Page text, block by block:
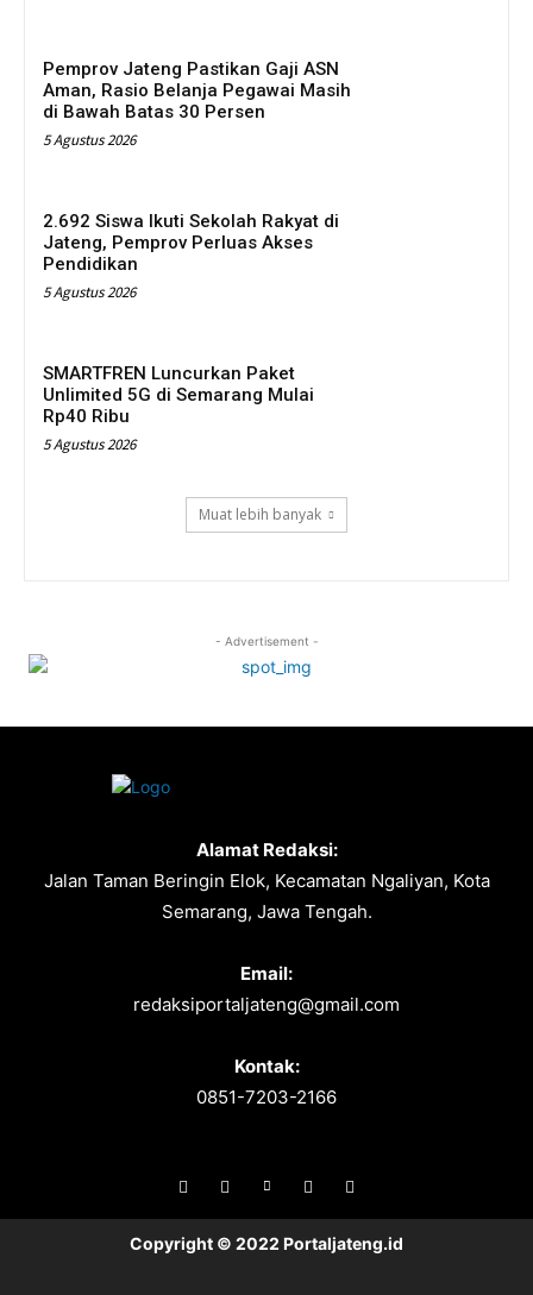
Pemprov Jateng Pastikan Gaji ASN
Aman, Rasio Belanja Pegawai Masih
di Bawah Batas 30 Persen
5 Agustus 2026
2.692 Siswa Ikuti Sekolah Rakyat di
Jateng, Pemprov Perluas Akses
Pendidikan
5 Agustus 2026
SMARTFREN Luncurkan Paket
Unlimited 5G di Semarang Mulai
Rp40 Ribu
5 Agustus 2026
Muat lebih banyak
- Advertisement -
Alamat Redaksi:
Jalan Taman Beringin Elok, Kecamatan Ngaliyan, Kota
Semarang, Jawa Tengah.
Email:
redaksiportaljateng@gmail.com
Kontak:
0851-7203-2166
Copyright © 2022 Portaljateng.id